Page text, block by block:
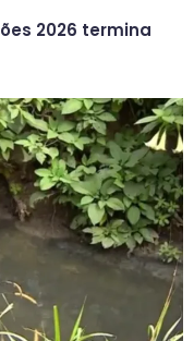
2026 termina